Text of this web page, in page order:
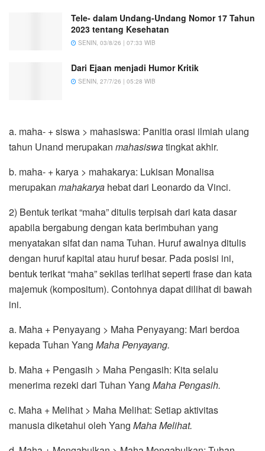
Tele- dalam Undang-Undang Nomor 17 Tahun
2023 tentang Kesehatan
SENIN, 03/8/26 | 07:33 WIB
Dari Ejaan menjadi Humor Kritik
SENIN, 27/7/26 | 05:28 WIB
a. maha- + siswa > mahasiswa: Panitia orasi ilmiah ulang
tahun Unand merupakan mahasiswatingkat akhir.
b. maha- + karya > mahakarya: Lukisan Monalisa
merupakan mahakarya hebat dari Leonardo da Vinci.
2) Bentuk terikat “maha” ditulis terpisah dari kata dasar
apabila bergabung dengan kata berimbuhan yang
menyatakan sifat dan nama Tuhan. Huruf awalnya ditulis
dengan huruf kapital atau huruf besar. Pada posisi ini,
bentuk terikat “maha” sekilas terlihat seperti frase dan kata
majemuk (kompositum). Contohnya dapat dilihat di bawah
ini.
a. Maha + Penyayang > Maha Penyayang: Mari berdoa
kepada Tuhan Yang Maha Penyayang.
b. Maha + Pengasih > Maha Pengasih: Kita selalu
menerima rezeki dari Tuhan Yang Maha Pengasih.
c. Maha + Melihat > Maha Melihat: Setiap aktivitas
manusia diketahui oleh Yang Maha Melihat.